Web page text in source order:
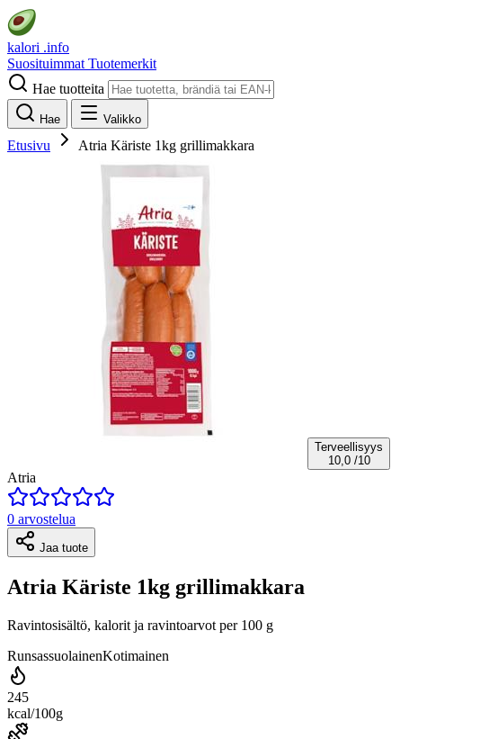
kalori .info
Suosituimmat Tuotemerkit
Hae tuotteita
Hae Valikko
Etusivu Atria Käriste 1kg grillimakkara
Terveellisyys
10,0 /10
Atria
0 arvostelua
Jaa tuote
Atria Käriste 1kg grillimakkara
Ravintosisältö, kalorit ja ravintoarvot per 100 g
RunsassuolainenKotimainen
245
kcal/100g